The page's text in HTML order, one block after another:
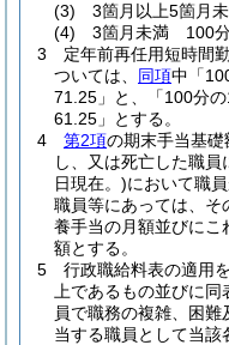
(3)
3箇月以上5箇月
(4)
3箇月未満 100
3
定年前再任用短時間
ついては、 同項中「
71.25」と、「100分
61.25」とする。
4
第2項の期末手当基
し、又は死亡した職
日現在。)において職
職員等にあっては、そ
養手当の月額並びにこ
額とする。
5
行政職給料表の適用
上であるもの並びに
員で職務の複雑、困
当する職員として当該